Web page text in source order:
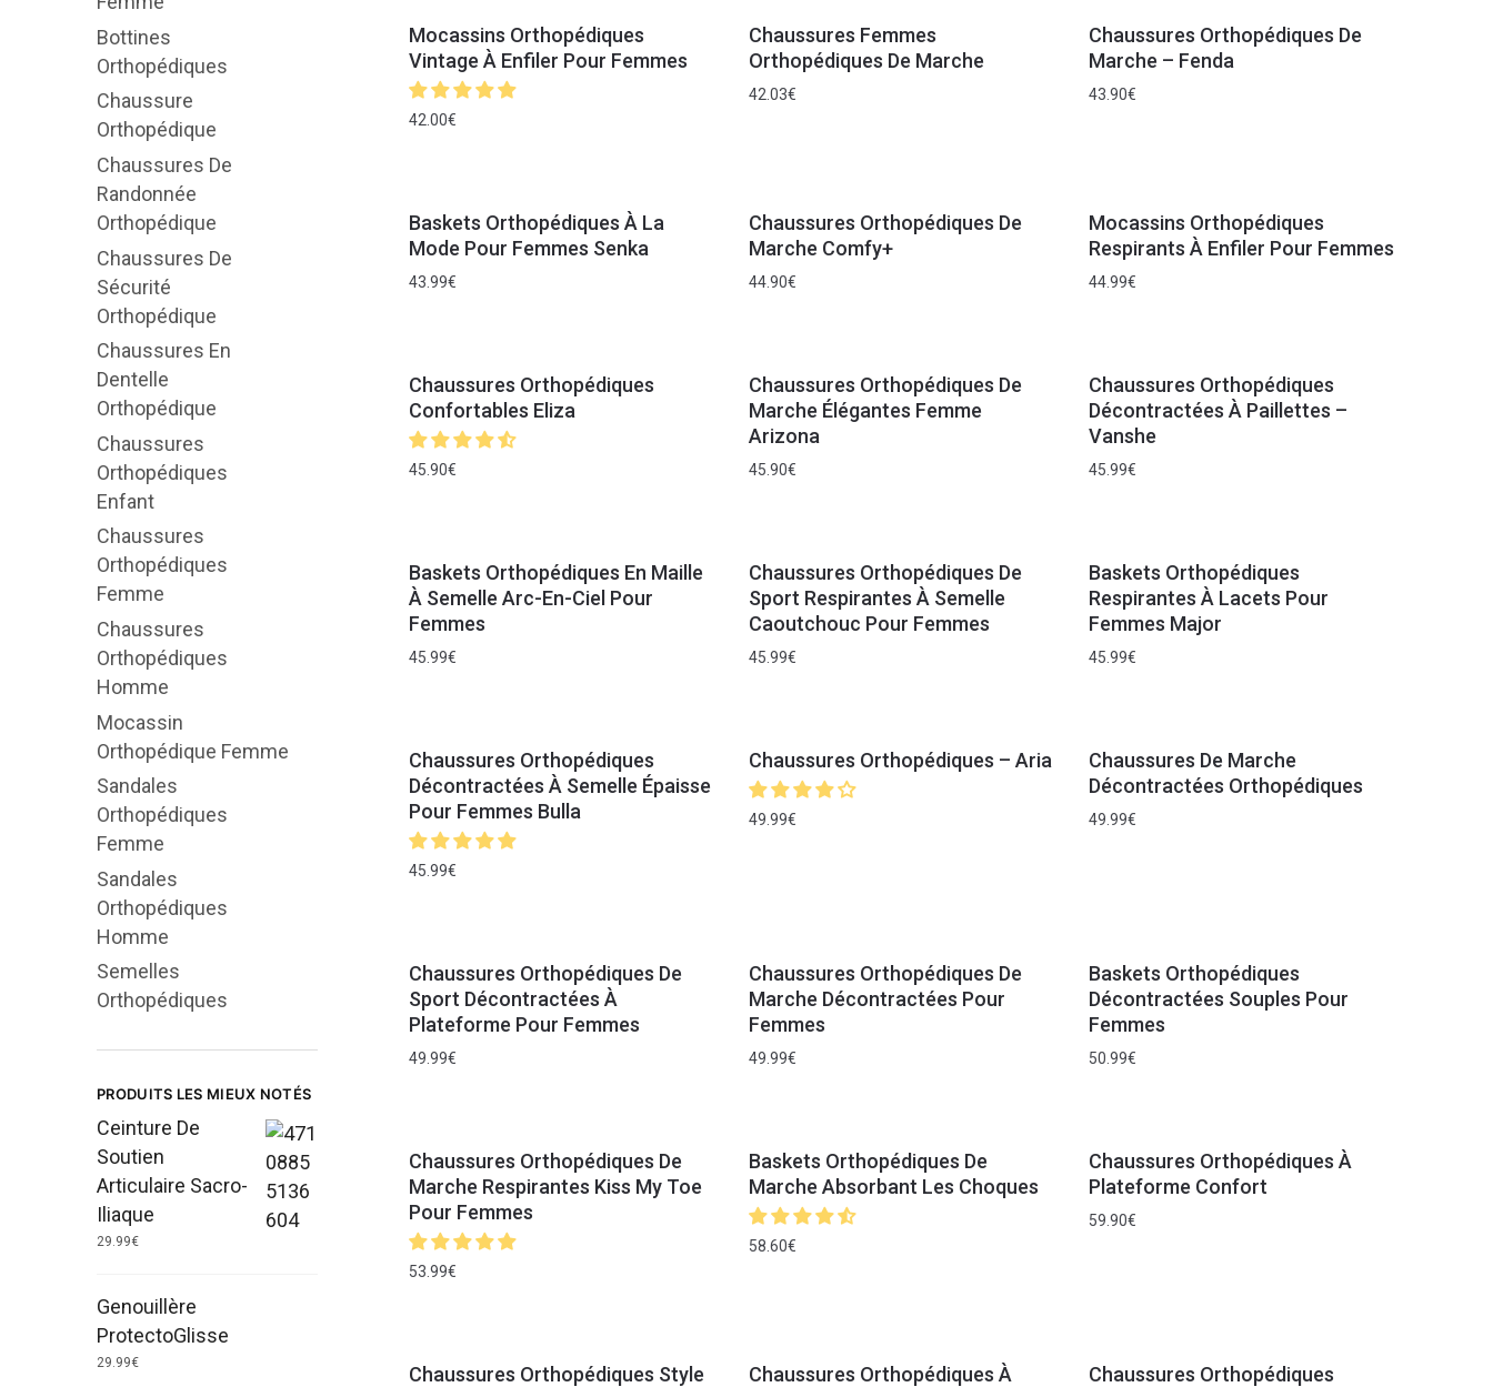
Mocassins Orthopédiques
Vintage À Enfiler Pour Femmes
42.00€
Chaussures Femmes
Orthopédiques De Marche
42.03€
Chaussures Orthopédiques De
Marche – Fenda
43.90€
Baskets Orthopédiques À La
Mode Pour Femmes Senka
43.99€
Chaussures Orthopédiques De
Marche Comfy+
44.90€
Mocassins Orthopédiques
Respirants À Enfiler Pour Femmes
44.99€
Chaussures Orthopédiques
Confortables Eliza
45.90€
Chaussures Orthopédiques De
Marche Élégantes Femme
Arizona
45.90€
Chaussures Orthopédiques
Décontractées À Paillettes –
Vanshe
45.99€
Baskets Orthopédiques En Maille
À Semelle Arc-En-Ciel Pour
Femmes
45.99€
Chaussures Orthopédiques De
Sport Respirantes À Semelle
Caoutchouc Pour Femmes
45.99€
Baskets Orthopédiques
Respirantes À Lacets Pour
Femmes Major
45.99€
Chaussures Orthopédiques
Décontractées À Semelle Épaisse
Pour Femmes Bulla
45.99€
Chaussures Orthopédiques – Aria
49.99€
Chaussures De Marche
Décontractées Orthopédiques
49.99€
Chaussures Orthopédiques De
Sport Décontractées À
Plateforme Pour Femmes
49.99€
Chaussures Orthopédiques De
Marche Décontractées Pour
Femmes
49.99€
Baskets Orthopédiques
Décontractées Souples Pour
Femmes
50.99€
Chaussures Orthopédiques De
Marche Respirantes Kiss My Toe
Pour Femmes
53.99€
Baskets Orthopédiques De
Marche Absorbant Les Choques
58.60€
Chaussures Orthopédiques À
Plateforme Confort
59.90€
Chaussures Orthopédiques Style
Chaussures Orthopédiques À
Chaussures Orthopédiques
Bottines
Orthopédiques
Chaussure
Orthopédique
Chaussures De
Randonnée
Orthopédique
Chaussures De
Sécurité
Orthopédique
Chaussures En
Dentelle
Orthopédique
Chaussures
Orthopédiques
Enfant
Chaussures
Orthopédiques
Femme
Chaussures
Orthopédiques
Homme
Mocassin
Orthopédique Femme
Sandales
Orthopédiques
Femme
Sandales
Orthopédiques
Homme
Semelles
Orthopédiques
PRODUITS LES MIEUX NOTÉS
Ceinture De
Soutien
Articulaire Sacro-
Iliaque
29.99€
Genouillère
ProtectoGlisse
29.99€